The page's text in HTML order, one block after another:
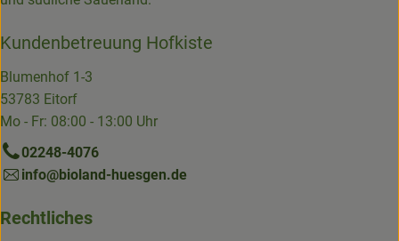
Kundenbetreuung Hofkiste
Blumenhof 1-3
53783 Eitorf
Mo - Fr: 08:00 - 13:00 Uhr
02248-4076
info@bioland-huesgen.de
Rechtliches